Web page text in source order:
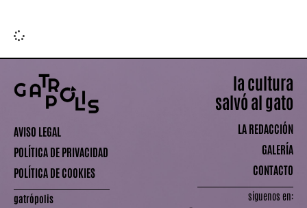
AVISO LEGAL
POLÍTICA DE PRIVACIDAD
POLÍTICA DE COOKIES
gatrópolis
la cultura
salvó al gato
LA REDACCIÓN
GALERÍA
CONTACTO
síguenos en: